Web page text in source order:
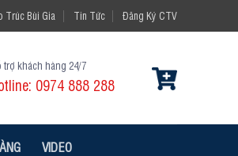
Trúc Bùi Gia Tin Tức Đăng Ký CTV
trợ khách hàng 24/7
0974 888 288
VIDEO